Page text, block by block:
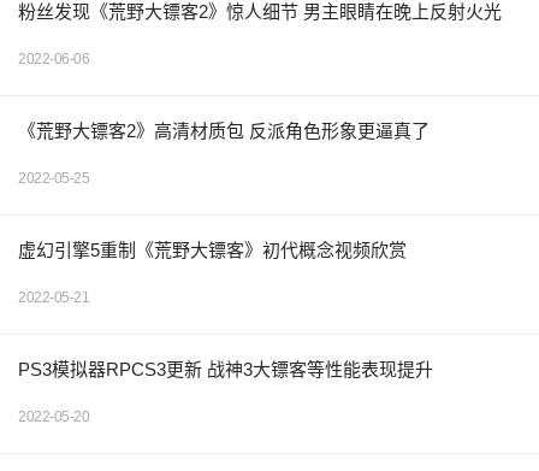
粉丝发现《荒野大镖客2》惊人细节 男主眼睛在晚上反射火光
2022-06-06
《荒野大镖客2》高清材质包 反派角色形象更逼真了
2022-05-25
虚幻引擎5重制《荒野大镖客》初代概念视频欣赏
2022-05-21
PS3模拟器RPCS3更新 战神3大镖客等性能表现提升
2022-05-20